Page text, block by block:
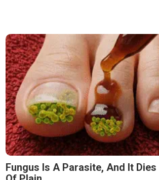
Fungus Is A Parasite, And It